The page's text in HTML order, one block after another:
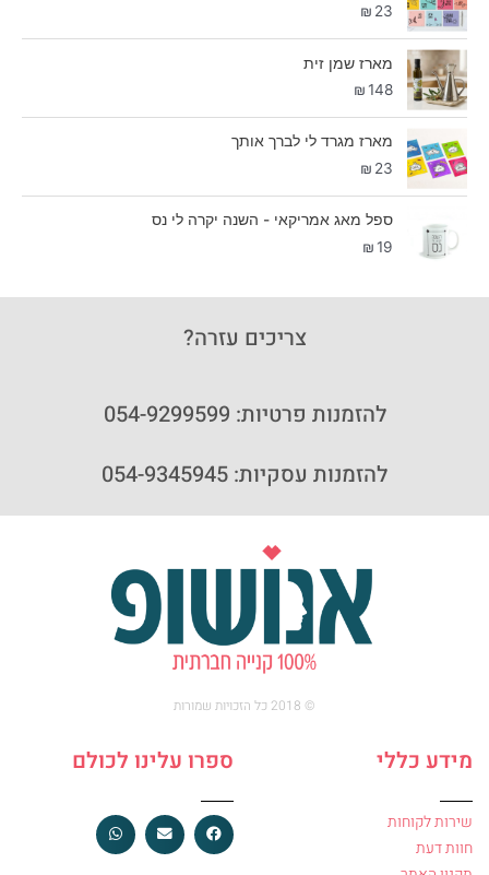
₪ 23
מארז שמן זית
₪148
מארז מגרד לי לברך אותך
₪ 23
ספל מאג אמריקאי - השנה יקרה לי נס
₪19
צריכים עזרה?
להזמנות פרטיות: 054-9299599
להזמנות עסקיות: 054-9345945
© 2018 כל הזכויות שמורות
מידע כללי
שירות לקוחות
חוות דעת
ספרו עלינו לכולם